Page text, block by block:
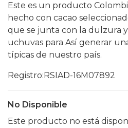
Este es un producto
hecho con cacao
que se junta con la dulzura y
uchuvas para Así generar
típicas de nuestro país.
Registro:RSIAD-16M07892
No Disponible
Este producto no está